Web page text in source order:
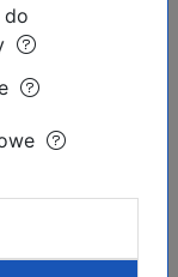
RUB
CHF
NOK
SEK
do